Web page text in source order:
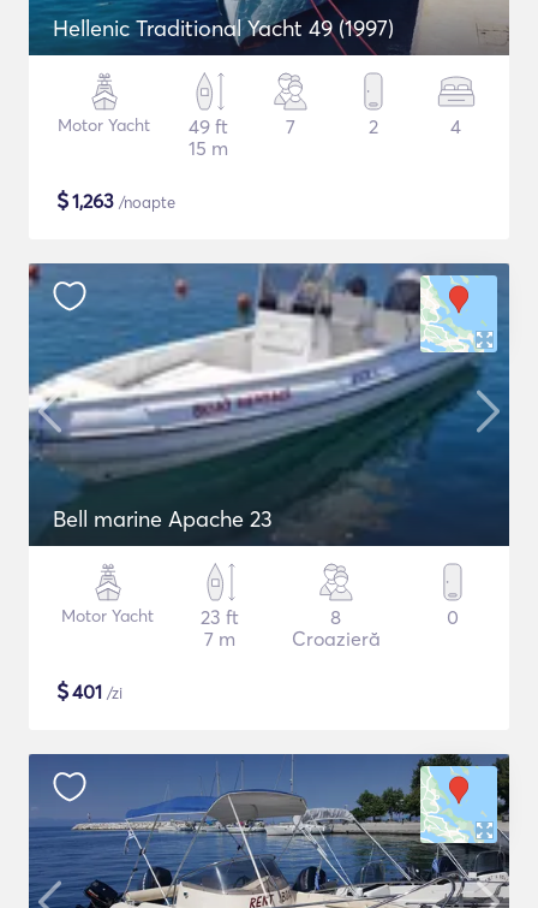
Hellenic Traditional Yacht 49 (1997)
Motor Yacht
49 ft
15 m
7 2 4
$1,263 /noapte
Bell marine Apache 23
Motor Yacht
23 ft
7 m
8
Croazieră
0
$401 /zi